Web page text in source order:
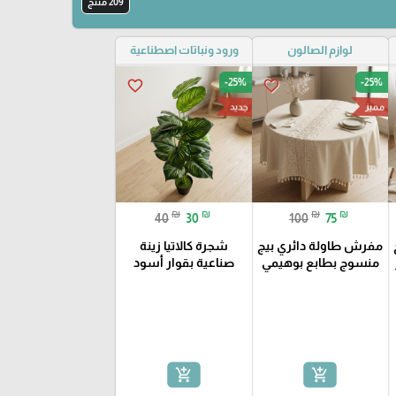
لوازم الصالون
favorite_border -25%
مميز
100 ₪ 75 ₪
مفرش طاولة دائري بيج
منسوج بطابع بوهيمي
add_shopping_cart
ورود ونباتات اصطناعية
favorite_border -25%
جديد
40 ₪ 30 ₪
شجرة كالاتيا زينة
صناعية بقوار أسود
add_shopping_cart